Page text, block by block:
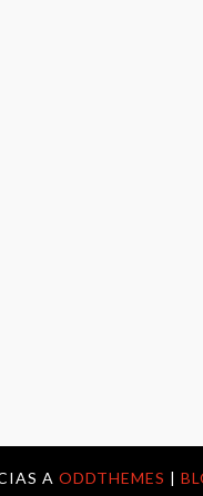
A ODDTHEMES |